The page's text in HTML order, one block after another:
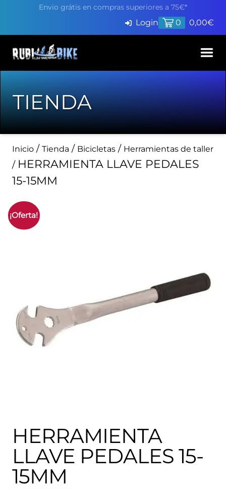
Envio grátis en compras superiores a 75€*
Login 0 0,00€
Productos
Pide cita en Taller
Finaciación
Blog
Contacto
TIENDA
Inicio / Tienda / Bicicletas / Herramientas de taller
/ HERRAMIENTA LLAVE PEDALES
15-15MM
¡Oferta!
HERRAMIENTA
LLAVE PEDALES 15-
15MM